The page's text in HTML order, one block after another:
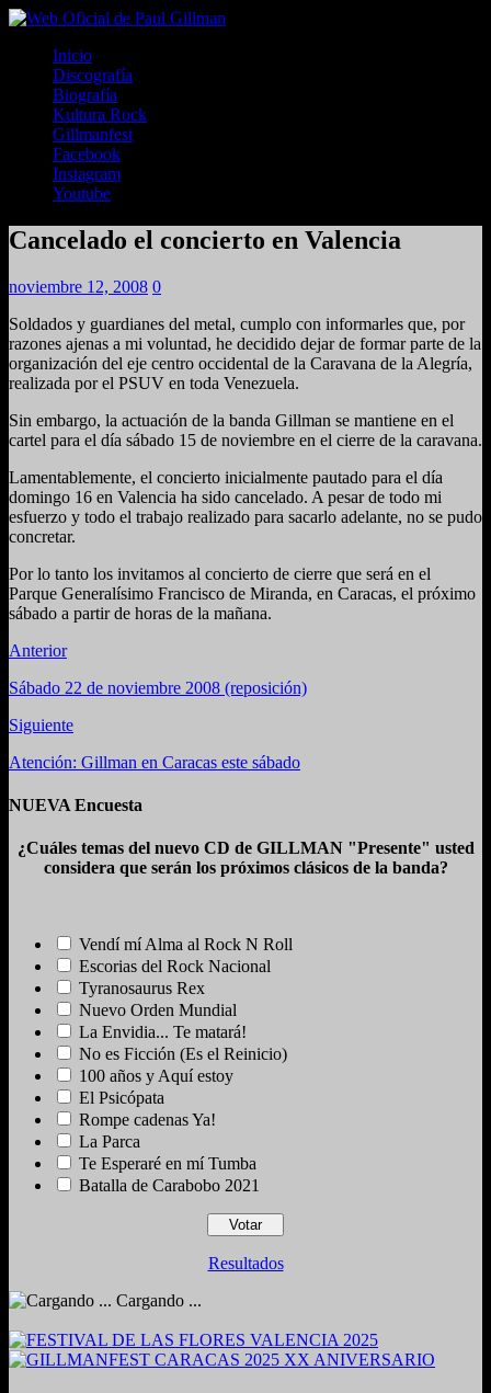
Inicio
Discografía
Biografía
Kultura Rock
Gillmanfest
Facebook
Instagram
Youtube
Cancelado el concierto en Valencia
noviembre 12, 2008 0
Soldados y guardianes del metal, cumplo con informarles que, por
razones ajenas a mi voluntad, he decidido dejar de formar parte de la
organización del eje centro occidental de la Caravana de la Alegría,
realizada por el PSUV en toda Venezuela.
Sin embargo, la actuación de la banda Gillman se mantiene en el
cartel para el día sábado 15 de noviembre en el cierre de la caravana.
Lamentablemente, el concierto inicialmente pautado para el día
domingo 16 en Valencia ha sido cancelado. A pesar de todo mi
esfuerzo y todo el trabajo realizado para sacarlo adelante, no se pudo
concretar.
Por lo tanto los invitamos al concierto de cierre que será en el
Parque Generalísimo Francisco de Miranda, en Caracas, el próximo
sábado a partir de horas de la mañana.
Anterior
Sábado 22 de noviembre 2008 (reposición)
Siguiente
Atención: Gillman en Caracas este sábado
NUEVA Encuesta
¿Cuáles temas del nuevo CD de GILLMAN "Presente" usted
considera que serán los próximos clásicos de la banda?
Vendí mí Alma al Rock N Roll
Escorias del Rock Nacional
Tyranosaurus Rex
Nuevo Orden Mundial
La Envidia... Te matará!
No es Ficción (Es el Reinicio)
100 años y Aquí estoy
El Psicópata
Rompe cadenas Ya!
La Parca
Te Esperaré en mí Tumba
Batalla de Carabobo 2021
Resultados
Cargando ...